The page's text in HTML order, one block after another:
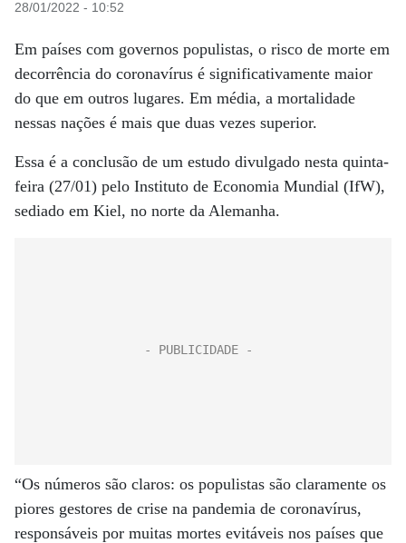
28/01/2022 - 10:52
Em países com governos populistas, o risco de morte em
decorrência do coronavírus é significativamente maior
do que em outros lugares. Em média, a mortalidade
nessas nações é mais que duas vezes superior.
Essa é a conclusão de um estudo divulgado nesta quinta-
feira (27/01) pelo Instituto de Economia Mundial (IfW),
sediado em Kiel, no norte da Alemanha.
“Os números são claros: os populistas são claramente os
piores gestores de crise na pandemia de coronavírus,
responsáveis por muitas mortes evitáveis nos países que